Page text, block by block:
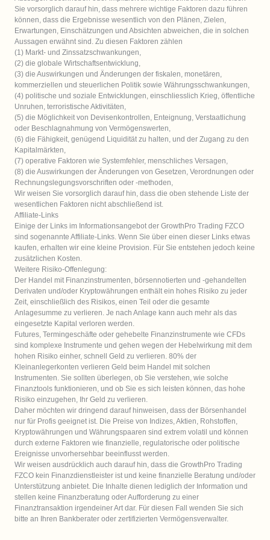
Sie vorsorglich darauf hin, dass mehrere wichtige Faktoren dazu führen
können, dass die Ergebnisse wesentlich von den Plänen, Zielen,
Erwartungen, Einschätzungen und Absichten abweichen, die in solchen
Aussagen erwähnt sind. Zu diesen Faktoren zählen
(1) Markt- und Zinssatzschwankungen,
(2) die globale Wirtschaftsentwicklung,
(3) die Auswirkungen und Änderungen der fiskalen, monetären,
kommerziellen und steuerlichen Politik sowie Währungsschwankungen,
(4) politische und soziale Entwicklungen, einschliesslich Krieg, öffentliche
Unruhen, terroristische Aktivitäten,
(5) die Möglichkeit von Devisenkontrollen, Enteignung, Verstaatlichung
oder Beschlagnahmung von Vermögenswerten,
(6) die Fähigkeit, genügend Liquidität zu halten, und der Zugang zu den
Kapitalmärkten,
(7) operative Faktoren wie Systemfehler, menschliches Versagen,
(8) die Auswirkungen der Änderungen von Gesetzen, Verordnungen oder
Rechnungslegungsvorschriften oder -methoden,
Wir weisen Sie vorsorglich darauf hin, dass die oben stehende Liste der
wesentlichen Faktoren nicht abschließend ist.
Affiliate-Links
Einige der Links im Informationsangebot der GrowthPro Trading FZCO
sind sogenannte Affiliate-Links. Wenn Sie über einen dieser Links etwas
kaufen, erhalten wir eine kleine Provision. Für Sie entstehen jedoch keine
zusätzlichen Kosten.
Weitere Risiko-Offenlegung:
Der Handel mit Finanzinstrumenten, börsennotierten und -gehandelten
Derivaten und/oder Kryptowährungen enthält ein hohes Risiko zu jeder
Zeit, einschließlich des Risikos, einen Teil oder die gesamte
Anlagesumme zu verlieren. Je nach Anlage kann auch mehr als das
eingesetzte Kapital verloren werden.
Futures, Termingeschäfte oder gehebelte Finanzinstrumente wie CFDs
sind komplexe Instrumente und gehen wegen der Hebelwirkung mit dem
hohen Risiko einher, schnell Geld zu verlieren. 80% der
Kleinanlegerkonten verlieren Geld beim Handel mit solchen
Instrumenten. Sie sollten überlegen, ob Sie verstehen, wie solche
Finanztools funktionieren, und ob Sie es sich leisten können, das hohe
Risiko einzugehen, Ihr Geld zu verlieren.
Daher möchten wir dringend darauf hinweisen, dass der Börsenhandel
nur für Profis geeignet ist. Die Preise von Indizes, Aktien, Rohstoffen,
Kryptowährungen und Währungspaaren sind extrem volatil und können
durch externe Faktoren wie finanzielle, regulatorische oder politische
Ereignisse unvorhersehbar beeinflusst werden.
Wir weisen ausdrücklich auch darauf hin, dass die GrowthPro Trading
FZCO kein Finanzdienstleister ist und keine finanzielle Beratung und/oder
Unterstützung anbietet. Die Inhalte dienen lediglich der Information und
stellen keine Finanzberatung oder Aufforderung zu einer
Finanztransaktion irgendeiner Art dar. Für diesen Fall wenden Sie sich
bitte an Ihren Bankberater oder zertifizierten Vermögensverwalter.